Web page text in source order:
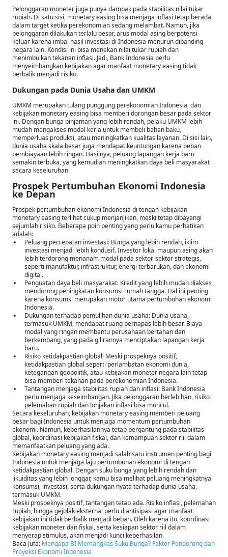
Pelonggaran moneter juga punya dampak pada stabilitas nilai tukar
rupiah. Di satu sisi, monetary easing bisa menjaga inflasi tetap berada
dalam target ketika perekonomian sedang melambat. Namun, jika
pelonggaran dilakukan terlalu besar, arus modal asing berpotensi
keluar karena imbal hasil investasi di Indonesia menurun dibanding
negara lain. Kondisi ini bisa menekan nilai tukar rupiah dan
menimbulkan tekanan inflasi. Jadi, Bank Indonesia perlu
menyeimbangkan kebijakan agar manfaat monetary easing tidak
berbalik menjadi risiko.
Dukungan pada Dunia Usaha dan UMKM
UMKM merupakan tulang punggung perekonomian Indonesia, dan
kebijakan monetary easing bisa memberi dorongan besar pada sektor
ini. Dengan bunga pinjaman yang lebih rendah, pelaku UMKM lebih
mudah mengakses modal kerja untuk membeli bahan baku,
memperluas produksi, atau meningkatkan kualitas layanan. Di sisi lain,
dunia usaha skala besar juga mendapat keuntungan karena beban
pembiayaan lebih ringan. Hasilnya, peluang lapangan kerja baru
semakin terbuka, yang kemudian meningkatkan daya beli masyarakat
secara keseluruhan.
Prospek Pertumbuhan Ekonomi Indonesia
ke Depan
Prospek pertumbuhan ekonomi Indonesia di tengah kebijakan
monetary easing terlihat cukup menjanjikan, meski tetap dibayangi
sejumlah risiko. Beberapa poin penting yang perlu kamu perhatikan
adalah:
Peluang percepatan investasi: Bunga yang lebih rendah, iklim
investasi menjadi lebih kondusif. Investor lokal maupun asing akan
lebih terdorong menanam modal pada sektor-sektor strategis,
seperti manufaktur, infrastruktur, energi terbarukan, dan ekonomi
digital.
Penguatan daya beli masyarakat: Kredit yang lebih mudah diakses
mendorong peningkatan konsumsi rumah tangga. Hal ini penting
karena konsumsi merupakan motor utama pertumbuhan ekonomi
Indonesia.
Dukungan terhadap pemulihan dunia usaha: Dunia usaha,
termasuk UMKM, mendapat ruang bernapas lebih besar. Biaya
modal yang ringan membantu perusahaan bertahan dan
berkembang, yang pada gilirannya menciptakan lapangan kerja
baru.
Risiko ketidakpastian global: Meski prospeknya positif,
ketidakpastian global seperti perlambatan ekonomi dunia,
ketegangan geopolitik, atau kebijakan moneter negara lain tetap
bisa memberi tekanan pada perekonomian Indonesia.
Tantangan menjaga stabilitas rupiah dan inflasi: Bank Indonesia
perlu menjaga keseimbangan. Jika pelonggaran berlebihan, risiko
pelemahan rupiah dan lonjakan inflasi bisa muncul.
Secara keseluruhan, kebijakan monetary easing memberi peluang
besar bagi Indonesia untuk menjaga momentum pertumbuhan
ekonomi. Namun, keberhasilannya tetap bergantung pada stabilitas
global, koordinasi kebijakan fiskal, dan kemampuan sektor riil dalam
memanfaatkan peluang yang ada.
Kebijakan monetary easing menjadi salah satu instrumen penting bagi
Indonesia untuk menjaga laju pertumbuhan ekonomi di tengah
ketidakpastian global. Dengan suku bunga yang lebih rendah dan
likuiditas yang lebih longgar, kamu bisa melihat peluang meningkatnya
konsumsi, investasi, serta dukungan nyata terhadap dunia usaha,
termasuk UMKM.
Meski prospeknya positif, tantangan tetap ada. Risiko inflasi, pelemahan
rupiah, hingga gejolak eksternal perlu diantisipasi agar manfaat
kebijakan ini tidak berbalik menjadi beban. Oleh karena itu, koordinasi
kebijakan moneter dan fiskal, serta kesiapan sektor riil dalam
menyerap stimulus, akan menjadi kunci keberhasilan.
Baca Jufa: Mengapa BI Memangkas Suku Bunga? Faktor Pendorong dan
Proyeksi Ekonomi Indonesia